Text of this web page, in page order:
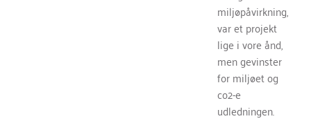
miljøpåvirkning,
var et projekt
lige i vore ånd,
men gevinster
for miljøet og
co2-e
udledningen.